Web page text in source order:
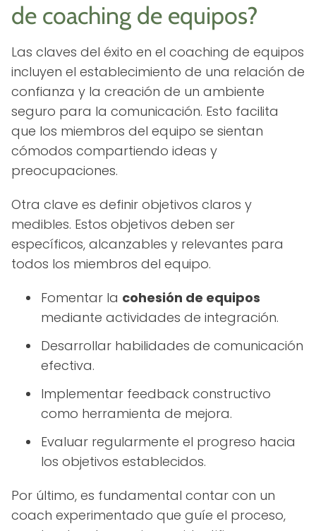
de coaching de equipos?
Las claves del éxito en el coaching de equipos
incluyen el establecimiento de una relación de
confianza y la creación de un ambiente
seguro para la comunicación. Esto facilita
que los miembros del equipo se sientan
cómodos compartiendo ideas y
preocupaciones.
Otra clave es definir objetivos claros y
medibles. Estos objetivos deben ser
específicos, alcanzables y relevantes para
todos los miembros del equipo.
Fomentar la cohesión de equipos
mediante actividades de integración.
Desarrollar habilidades de comunicación
efectiva.
Implementar feedback constructivo
como herramienta de mejora.
Evaluar regularmente el progreso hacia
los objetivos establecidos.
Por último, es fundamental contar con un
coach experimentado que guíe el proceso,